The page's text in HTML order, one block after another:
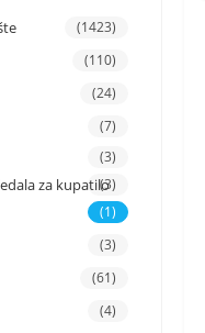
(1423)
(110)
(24)
(7)
(3)
za kupatilo(3)
(1)
(3)
(61)
(4)